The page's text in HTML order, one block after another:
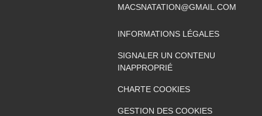
MACSNATATION@GMAIL.COM
INFORMATIONS LÉGALES
SIGNALER UN CONTENU
INAPPROPRIÉ
CHARTE COOKIES
GESTION DES COOKIES